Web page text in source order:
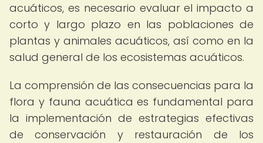
acuáticos, es necesario evaluar el impacto a
corto y largo plazo en las poblaciones de
plantas y animales acuáticos, así como en la
salud general de los ecosistemas acuáticos.
La comprensión de las consecuencias para la
flora y fauna acuática es fundamental para
la implementación de estrategias efectivas
de conservación y restauración de los